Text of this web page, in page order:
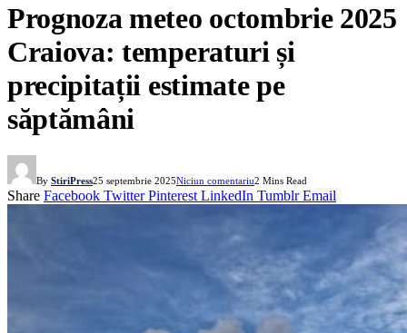
Prognoza meteo octombrie 2025
Craiova: temperaturi și
precipitații estimate pe
săptămâni
By StiriPress25 septembrie 2025Niciun comentariu2 Mins Read
Share Facebook Twitter Pinterest LinkedIn Tumblr Email